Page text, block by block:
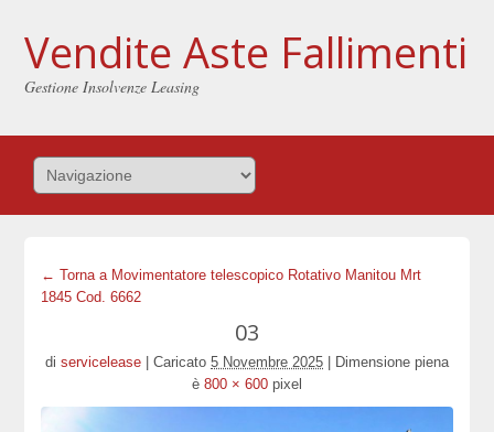
Vendite Aste Fallimenti
Gestione Insolvenze Leasing
← Torna a Movimentatore telescopico Rotativo Manitou Mrt
1845 Cod. 6662
03
di servicelease Caricato 5 Novembre 2025
Dimensione piena
è 800 × 600 pixel